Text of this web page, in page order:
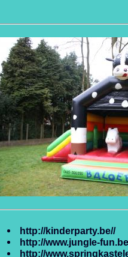
http://kinderparty.be//
http://www.jungle-fun.be
http://